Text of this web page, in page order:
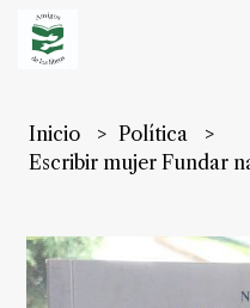
Inicio
Política
Escribir mujer Fundar